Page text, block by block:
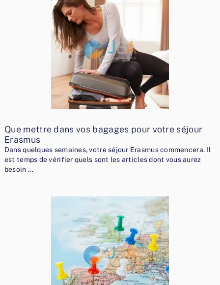
Que mettre dans vos bagages pour votre séjour
Erasmus
Dans quelques semaines, votre séjour Erasmus commencera. Il
est temps de vérifier quels sont les articles dont vous aurez
besoin …